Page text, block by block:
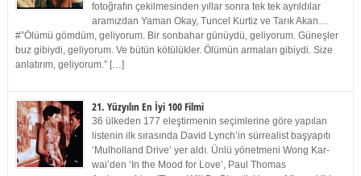
fotoğrafın çekilmesinden yıllar sonra tek tek ayrıldılar
aramızdan Yaman Okay, Tuncel Kurtiz ve Tarık Akan…
#”Ölümü gömdüm, geliyorum. Bir sonbahar günüydü, geliyorum. Güneşler
buz gibiydi, geliyorum. Ve bütün kötülükler. Ölümün armaları gibiydi. Size
anlatırım, geliyorum.” […]
21. Yüzyılın En İyi 100 Filmi
36 ülkeden 177 eleştirmenin seçimlerine göre yapılan
listenin ilk sırasında David Lynch’in sürrealist başyapıtı
‘Mulholland Drive’ yer aldı. Ünlü yönetmeni Wong Kar-
wai’den ‘In the Mood for Love’, Paul Thomas